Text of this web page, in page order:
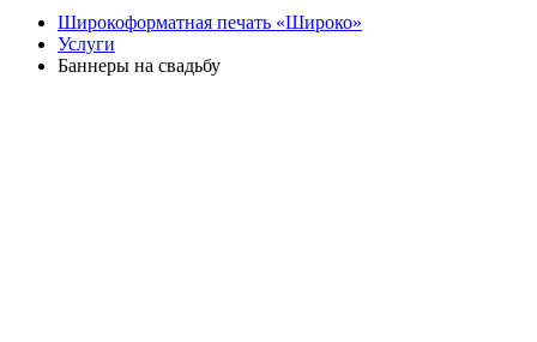
Широкоформатная печать «Широко»
Услуги
Баннеры на свадьбу